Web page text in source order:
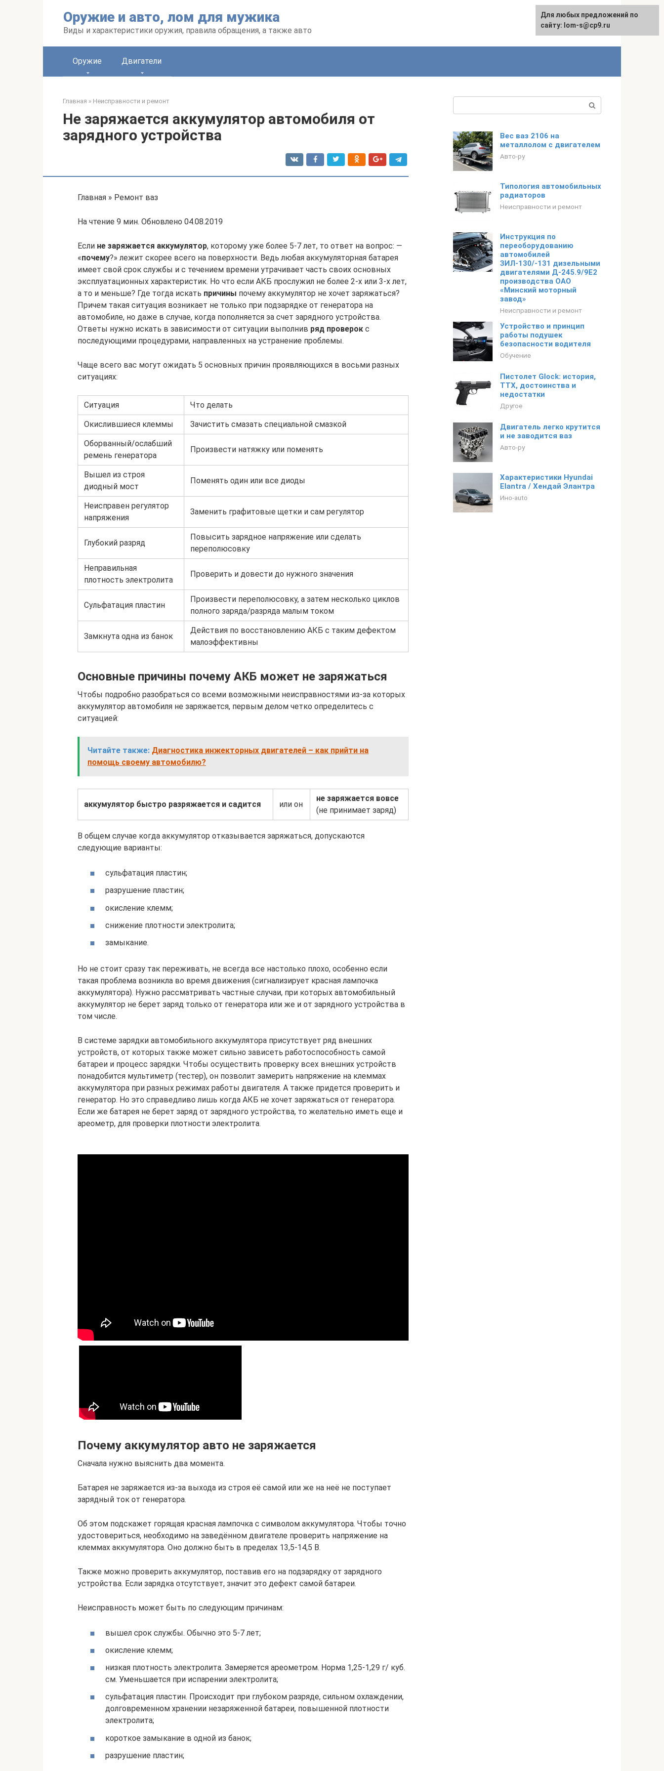
Оружие и авто, лом для мужика
Виды и характеристики оружия, правила обращения, а также авто
Оружие Двигатели
Главная » Неисправности и ремонт
Не заряжается аккумулятор автомобиля от
зарядного устройства
Главная » Ремонт ваз
На чтение 9 мин. Обновлено 04.08.2019
Если не заряжается аккумулятор, которому уже более 5-7 лет, то ответ на вопрос: —
«почему?» лежит скорее всего на поверхности. Ведь любая аккумуляторная батарея
имеет свой срок службы и с течением времени утрачивает часть своих основных
эксплуатационных характеристик. Но что если АКБ прослужил не более 2-х или 3-х лет,
а то и меньше? Где тогда искать причины почему аккумулятор не хочет заряжаться?
Причем такая ситуация возникает не только при подзарядке от генератора на
автомобиле, но даже в случае, когда пополняется за счет зарядного устройства.
Ответы нужно искать в зависимости от ситуации выполнив ряд проверок с
последующими процедурами, направленных на устранение проблемы.
Чаще всего вас могут ожидать 5 основных причин проявляющихся в восьми разных
ситуациях:
Ситуация Что делать
Окислившиеся клеммы Зачистить смазать специальной смазкой
Оборванный/ослабший
ремень генератора
Произвести натяжку или поменять
Вышел из строя
диодный мост
Поменять один или все диоды
Неисправен регулятор
напряжения
Заменить графитовые щетки и сам регулятор
Глубокий разряд
Повысить зарядное напряжение или сделать
переполюсовку
Неправильная
плотность электролита
Проверить и довести до нужного значения
Сульфатация пластин
Произвести переполюсовку, а затем несколько циклов
полного заряда/разряда малым током
Замкнута одна из банок
Действия по восстановлению АКБ с таким дефектом
малоэффективны
Основные причины почему АКБ может не заряжаться
Чтобы подробно разобраться со всеми возможными неисправностями из-за которых
аккумулятор автомобиля не заряжается, первым делом четко определитесь с
ситуацией:
Читайте также: Диагностика инжекторных двигателей – как прийти на
помощь своему автомобилю?
аккумулятор быстро разряжается и садится или он
не заряжается вовсе
(не принимает заряд)
В общем случае когда аккумулятор отказывается заряжаться, допускаются
следующие варианты:
сульфатация пластин;
разрушение пластин;
окисление клемм;
снижение плотности электролита;
замыкание.
Но не стоит сразу так переживать, не всегда все настолько плохо, особенно если
такая проблема возникла во время движения (сигнализирует красная лампочка
аккумулятора). Нужно рассматривать частные случаи, при которых автомобильный
аккумулятор не берет заряд только от генератора или же и от зарядного устройства в
том числе.
В системе зарядки автомобильного аккумулятора присутствует ряд внешних
устройств, от которых также может сильно зависеть работоспособность самой
батареи и процесс зарядки. Чтобы осуществить проверку всех внешних устройств
понадобится мультиметр (тестер), он позволит замерить напряжение на клеммах
аккумулятора при разных режимах работы двигателя. А также придется проверить и
генератор. Но это справедливо лишь когда АКБ не хочет заряжаться от генератора.
Если же батарея не берет заряд от зарядного устройства, то желательно иметь еще и
ареометр, для проверки плотности электролита.
Почему аккумулятор авто не заряжается
Сначала нужно выяснить два момента.
Батарея не заряжается из-за выхода из строя её самой или же на неё не поступает
зарядный ток от генератора.
Об этом подскажет горящая красная лампочка с символом аккумулятора. Чтобы точно
удостовериться, необходимо на заведённом двигателе проверить напряжение на
клеммах аккумулятора. Оно должно быть в пределах 13,5-14,5 В.
Также можно проверить аккумулятор, поставив его на подзарядку от зарядного
устройства. Если зарядка отсутствует, значит это дефект самой батареи.
Неисправность может быть по следующим причинам:
вышел срок службы. Обычно это 5-7 лет;
окисление клемм;
низкая плотность электролита. Замеряется ареометром. Норма 1,25-1,29 г/ куб.
см. Уменьшается при испарении электролита;
сульфатация пластин. Происходит при глубоком разряде, сильном охлаждении,
долговременном хранении незаряженной батареи, повышенной плотности
электролита;
короткое замыкание в одной из банок;
разрушение пластин;
Вес ваз 2106 на
металлолом с двигателем
Авто-ру
Типология автомобильных
радиаторов
Неисправности и ремонт
Инструкция по
переоборудованию
автомобилей
ЗИЛ-130/-131 дизельными
двигателями Д-245.9/9Е2
производства ОАО
«Минский моторный
завод»
Неисправности и ремонт
Устройство и принцип
работы подушек
безопасности водителя
Обучение
Пистолет Glock: история,
ТТХ, достоинства и
недостатки
Другое
Двигатель легко крутится
и не заводится ваз
Авто-ру
Характеристики Hyundai
Elantra / Хендай Элантра
Ино-auto
Для любых предложений по
сайту: lom-s@cp9.ru